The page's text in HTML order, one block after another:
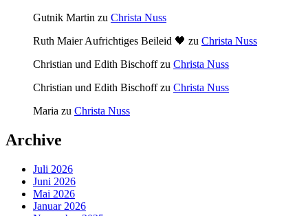
Gutnik Martin zu Christa Nuss
Ruth Maier Aufrichtiges Beileid 🖤 zu Christa Nuss
Christian und Edith Bischoffzu Christa Nuss
Christian und Edith Bischoffzu Christa Nuss
Maria zu Christa Nuss
Archive
Juli 2026
Juni 2026
Mai 2026
Januar 2026